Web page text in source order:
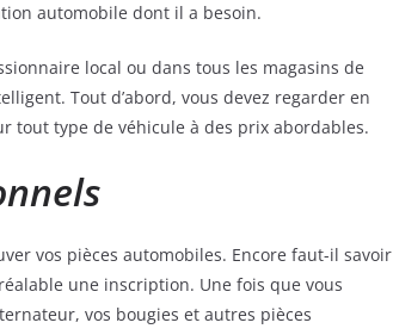
automobile dont il a besoin.
local ou dans tous les magasins de
Tout d’abord, vous devez regarder en
tout type de véhicule à des prix abordables.
vos pièces automobiles. Encore faut-il savoir
une inscription. Une fois que vous
vos bougies et autres pièces